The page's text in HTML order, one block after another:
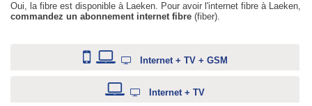
Oui, la fibre est disponible à Laeken. Pour avoir l'internet fibre à Laeken,
commandez un abonnement internet fibre (fiber).
Internet + TV + GSM
Internet + TV